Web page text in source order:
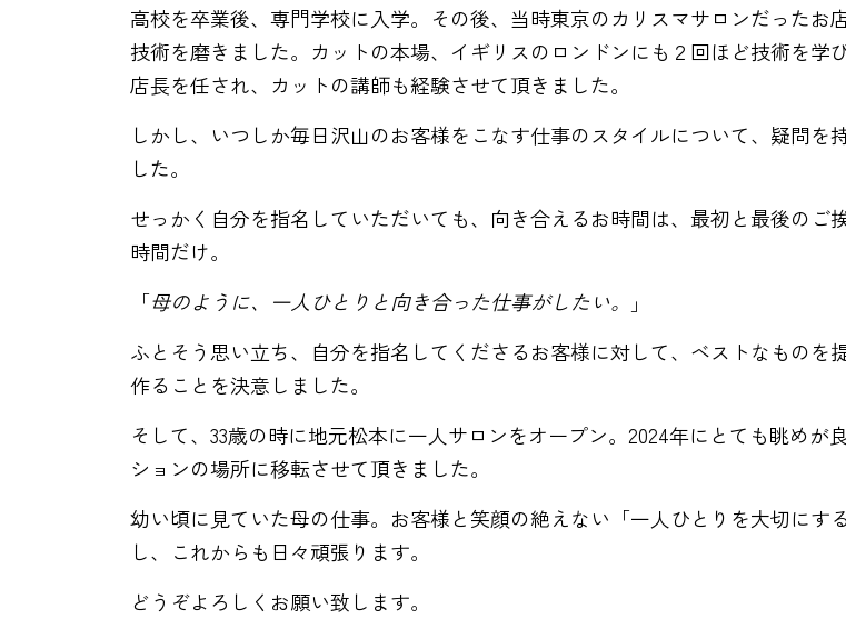
高校を卒業後、専門学校に入学。その後、当時東京のカリスマサロンだったお
技術を磨きました。カットの本場、イギリスのロンドンにも２回ほど技術を学
店長を任され、カットの講師も経験させて頂きました。
しかし、いつしか毎日沢山のお客様をこなす仕事のスタイルについて、疑問を
した。
せっかく自分を指名していただいても、向き合えるお時間は、最初と最後のご
時間だけ。
「母のように、一人ひとりと向き合った仕事がしたい。
」
ふとそう思い立ち、自分を指名してくださるお客様に対して、ベストなものを
作ることを決意しました。
そして、33歳の時に地元松本に一人サロンをオープン。2024年にとても眺めが
ションの場所に移転させて頂きました。
幼い頃に見ていた母の仕事。お客様と笑顔の絶えない「一人ひとりを大切にす
し、これからも日々頑張ります。
どうぞよろしくお願い致します。